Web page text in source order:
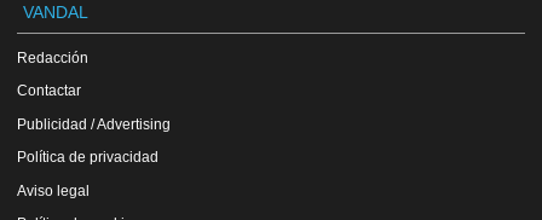
VANDAL
Redacción
Contactar
Publicidad / Advertising
Política de privacidad
Aviso legal